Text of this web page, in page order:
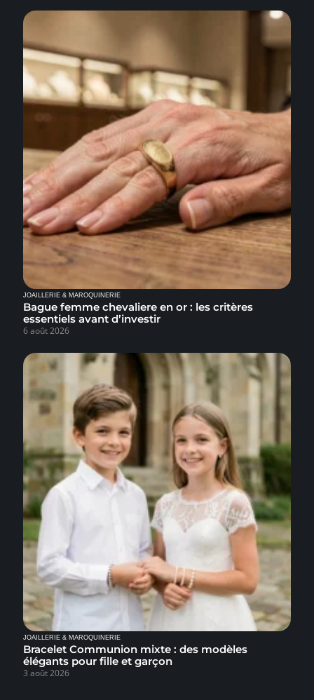
JOAILLERIE & MAROQUINERIE
Bague femme chevaliere en or : les critères
essentiels avant d’investir
6 août 2026
JOAILLERIE & MAROQUINERIE
Bracelet Communion mixte : des modèles
élégants pour fille et garçon
3 août 2026